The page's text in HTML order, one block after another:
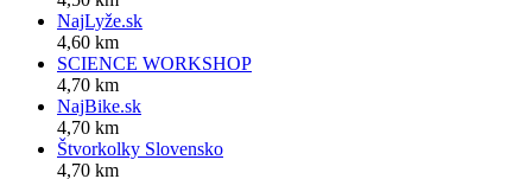
NajLyže.sk
4,60 km
SCIENCE WORKSHOP
4,70 km
NajBike.sk
4,70 km
Štvorkolky Slovensko
4,70 km